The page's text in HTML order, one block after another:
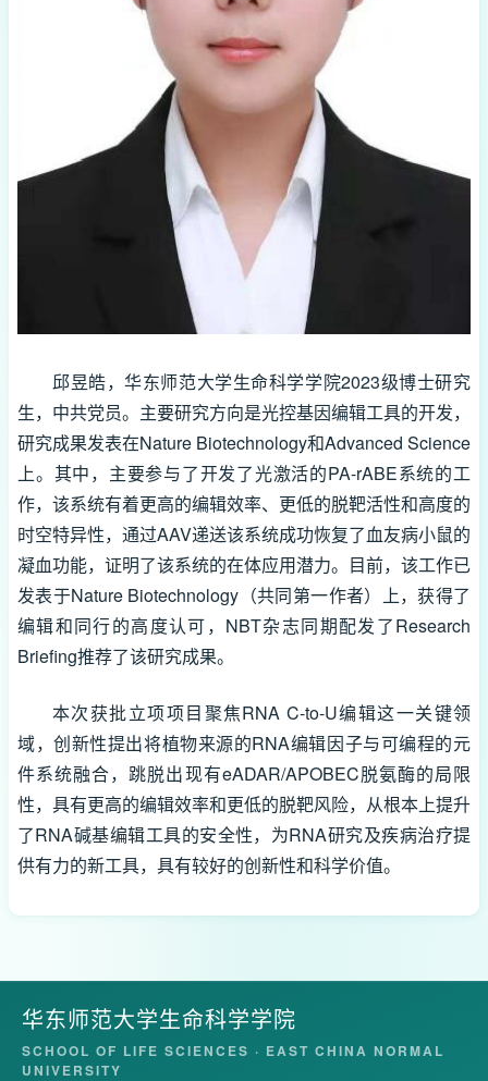
邱昱皓，华东师范大学生命科学学院2023级博士研究
生，中共党员。主要研究方向是光控基因编辑工具的开发，
研究成果发表在Nature Biotechnology和Advanced Science
上。其中，主要参与了开发了光激活的PA-rABE系统的工
作，该系统有着更高的编辑效率、更低的脱靶活性和高度的
时空特异性，通过AAV递送该系统成功恢复了血友病小鼠的
凝血功能，证明了该系统的在体应用潜力。目前，该工作已
发表于Nature Biotechnology（共同第一作者）上，获得了
编辑和同行的高度认可，NBT杂志同期配发了Research
Briefing推荐了该研究成果。
本次获批立项项目聚焦RNA C-to-U编辑这一关键领
域，创新性提出将植物来源的RNA编辑因子与可编程的元
件系统融合，跳脱出现有eADAR/APOBEC脱氨酶的局限
性，具有更高的编辑效率和更低的脱靶风险，从根本上提升
了RNA碱基编辑工具的安全性，为RNA研究及疾病治疗提
供有力的新工具，具有较好的创新性和科学价值。
华东师范大学生命科学学院
SCHOOL OF LIFE SCIENCES · EAST CHINA NORMAL
UNIVERSITY